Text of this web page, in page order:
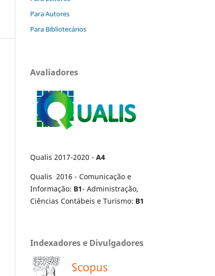
Para Autores
Para Bibliotecários
Avaliadores
Qualis 2017-2020 - A4
Qualis 2016 - Comunicação e
Informação: B1- Administração,
Ciências Contábeis e Turismo: B1
Indexadores e Divulgadores